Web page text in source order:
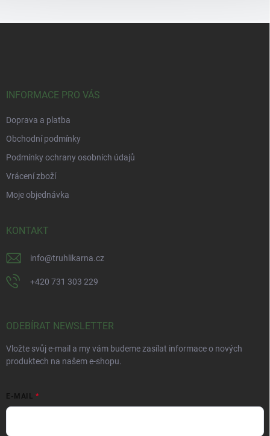
INFORMACE PRO VÁS
Doprava a platba
Obchodní podmínky
Podmínky ochrany osobních údajů
Vrácení zboží
Moje objednávka
KONTAKT
info@truhlikarna.cz
+420 731 303 229
ODEBÍRAT NEWSLETTER
Vložte svůj e-mail a my vám budeme zasílat informace o nových
produktech na našem e-shopu.
E-MAIL